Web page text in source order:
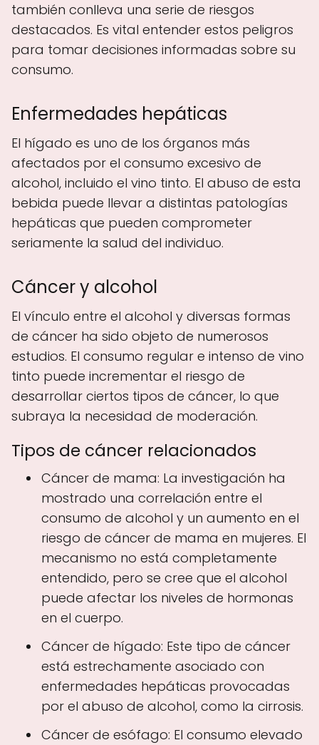
también conlleva una serie de riesgos
destacados. Es vital entender estos peligros
para tomar decisiones informadas sobre su
consumo.
Enfermedades hepáticas
El hígado es uno de los órganos más
afectados por el consumo excesivo de
alcohol, incluido el vino tinto. El abuso de esta
bebida puede llevar a distintas patologías
hepáticas que pueden comprometer
seriamente la salud del individuo.
Cáncer y alcohol
El vínculo entre el alcohol y diversas formas
de cáncer ha sido objeto de numerosos
estudios. El consumo regular e intenso de vino
tinto puede incrementar el riesgo de
desarrollar ciertos tipos de cáncer, lo que
subraya la necesidad de moderación.
Tipos de cáncer relacionados
Cáncer de mama: La investigación ha
mostrado una correlación entre el
consumo de alcohol y un aumento en el
riesgo de cáncer de mama en mujeres. El
mecanismo no está completamente
entendido, pero se cree que el alcohol
puede afectar los niveles de hormonas
en el cuerpo.
Cáncer de hígado: Este tipo de cáncer
está estrechamente asociado con
enfermedades hepáticas provocadas
por el abuso de alcohol, como la cirrosis.
Cáncer de esófago: El consumo elevado